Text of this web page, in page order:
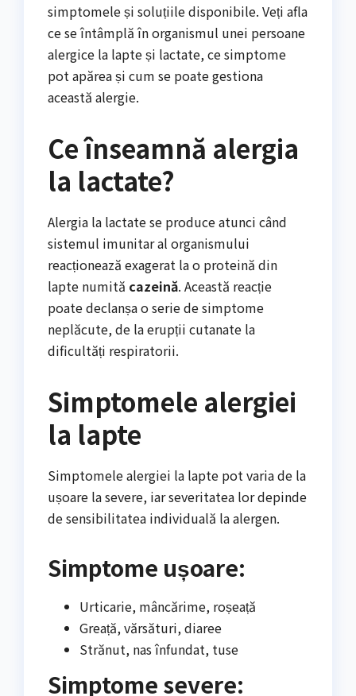
simptomele și soluțiile disponibile. Veți afla
ce se întâmplă în organismul unei persoane
alergice la lapte și lactate, ce simptome
pot apărea și cum se poate gestiona
această alergie.
Ce înseamnă alergia
la lactate?
Alergia la lactate se produce atunci când
sistemul imunitar al organismului
reacționează exagerat la o proteină din
lapte numită cazeină. Această reacție
poate declanșa o serie de simptome
neplăcute, de la erupții cutanate la
dificultăți respiratorii.
Simptomele alergiei
la lapte
Simptomele alergiei la lapte pot varia de la
ușoare la severe, iar severitatea lor depinde
de sensibilitatea individuală la alergen.
Simptome ușoare:
Urticarie, mâncărime, roșeață
Greață, vărsături, diaree
Strănut, nas înfundat, tuse
Simptome severe: